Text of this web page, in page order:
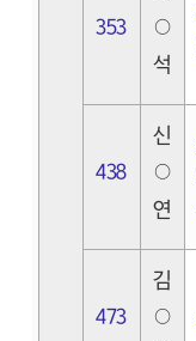
353
○
석
438
신
○
연
473
김
○